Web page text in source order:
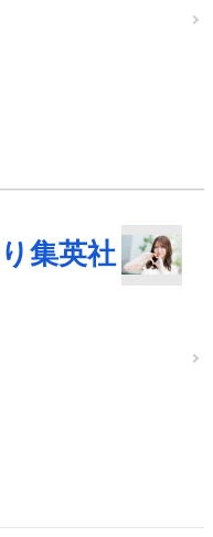
集英社